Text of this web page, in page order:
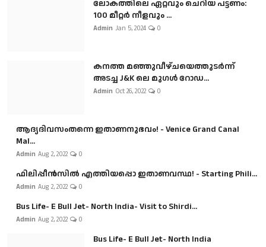
ലോകത്തിലെ ഏറ്റവും ചെറിയ പട്ടണം:
100 മീറ്റർ നീളവും ...
Admin Jan 5, 2024 0
കനത്ത മഞ്ഞുവീഴ്ചയെത്തുടർന്ന്
അടച്ച J&K ലെ മുഗൾ റോഡ...
Admin Oct 26, 2022 0
ആദ്യദിവസംതന്നെ ഇതാണനുഭവം! - Venice Grand Canal
Mal...
Admin Aug 2, 2022 0
ഫിലിപ്പീൻസിൽ എത്തിയപ്പൊ ഇതാണവസ്ഥ! - Starting Phili...
Admin Aug 2, 2022 0
Bus Life- E Bull Jet- North India- Visit to Shirdi...
Admin Aug 2, 2022 0
Bus Life- E Bull Jet- North India